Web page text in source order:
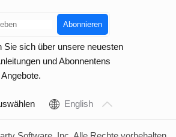
Abonnieren
Sie sich über unsere neuesten
und Abonnentens
English